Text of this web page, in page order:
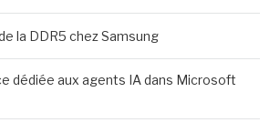
la DDR5 chez Samsung
dédiée aux agents IA dans Microsoft